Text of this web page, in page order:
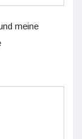
meine